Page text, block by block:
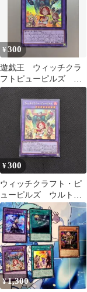
¥300
遊戯王 ウィッチクラ
フトピューピルズ ウ
ルトラ 1枚 RV01-
JP026
¥300
ウィッチクラフト・ピ
ューピルズ ウルトラ
レア
¥1,300